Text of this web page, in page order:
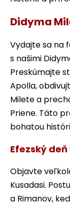
Didyma
Vydajte sa na
s našimi
Preskúmajte
Apolla,
Milete a
Priene. Táto
bohatou
Efezský
Objavte
Kusadasi.
a Rimanov,